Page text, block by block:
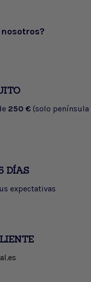
250 € (solo península
DÍAS
expectativas